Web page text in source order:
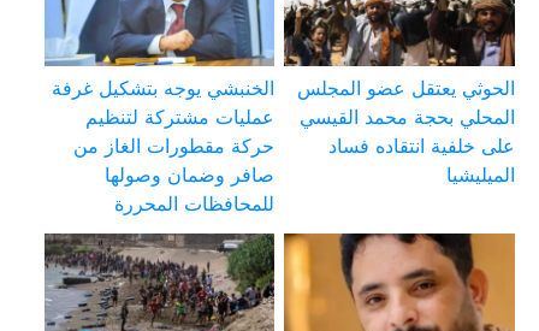
الحوثي يعتقل عضو المجلس
المحلي بحجة محمد القيسي
على خلفية انتقاده فساد
الميليشيا
الخنبشي يوجه بتشكيل غرفة
عمليات مشتركة لتنظيم
حركة مقطورات الغاز من
صافر وضمان وصولها
للمحافظات المحررة